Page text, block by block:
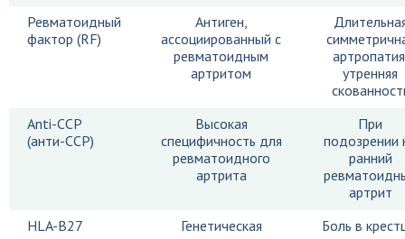
Ревматоидный
фактор (RF)
Антиген,
ассоциированный с
ревматоидным
артритом
утренняя
Anti-CCP
(анти-CCP)
Высокая
специфичность для
ревматоидного
артрита
При
подозрении
ранний
артрит
HLA-B27
Генетическая
Боль в